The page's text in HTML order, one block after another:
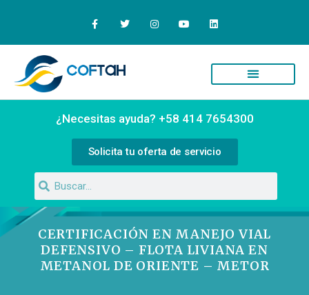
¿Necesitas ayuda? +58 414 7654300
Solicita tu oferta de servicio
CERTIFICACIÓN EN MANEJO VIAL
DEFENSIVO – FLOTA LIVIANA EN
METANOL DE ORIENTE – METOR